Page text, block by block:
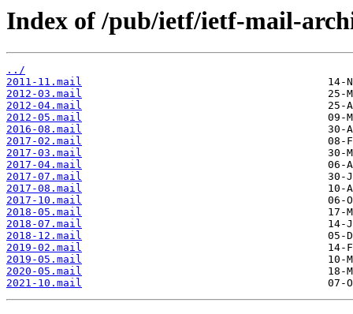
Index of /pub/ietf/ietf-mail-
../
2011-11.mail
2012-03.mail
2012-04.mail
2012-05.mail
2016-08.mail
2017-02.mail
2017-03.mail
2017-04.mail
2017-07.mail
2017-08.mail
2017-10.mail
2018-05.mail
2018-07.mail
2018-12.mail
2019-02.mail
2019-05.mail
2020-05.mail
2021-10.mail